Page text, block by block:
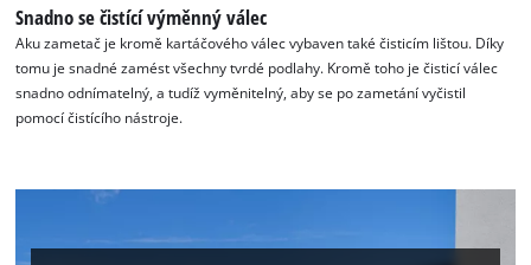
Snadno se čistící výměnný válec
Aku zametač je kromě kartáčového válec vybaven také čisticím lištou. Díky
tomu je snadné zamést všechny tvrdé podlahy. Kromě toho je čisticí válec
snadno odnímatelný, a tudíž vyměnitelný, aby se po zametání vyčistil
pomocí čistícího nástroje.